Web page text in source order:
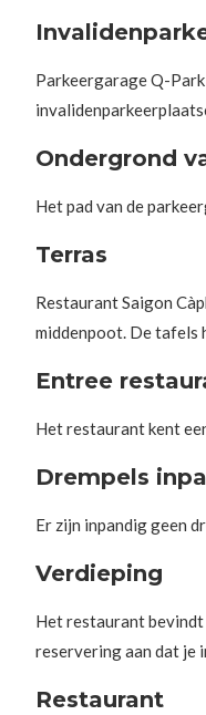
Parkeergarage Q-
Ondergrond
Het pad van de
Terras
Restaurant Saigon
middenpoot. De tafels
Entree
Het restaurant kent
Drempels
Er zijn inpandig geen
Verdieping
Het restaurant bevindt
reservering aan dat je
Restaurant